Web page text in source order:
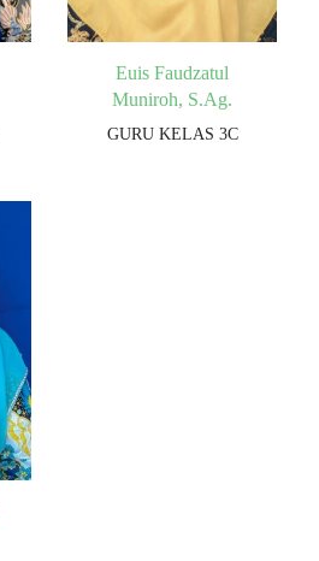
Euis Faudzatul
Muniroh, S.Ag.
GURU KELAS 3C